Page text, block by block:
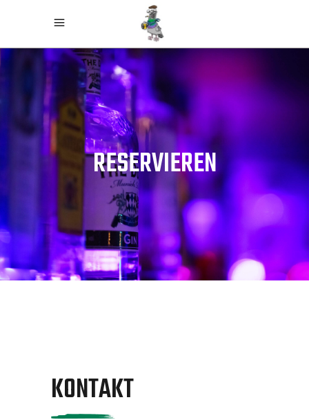
RESERVIEREN
KONTAKT